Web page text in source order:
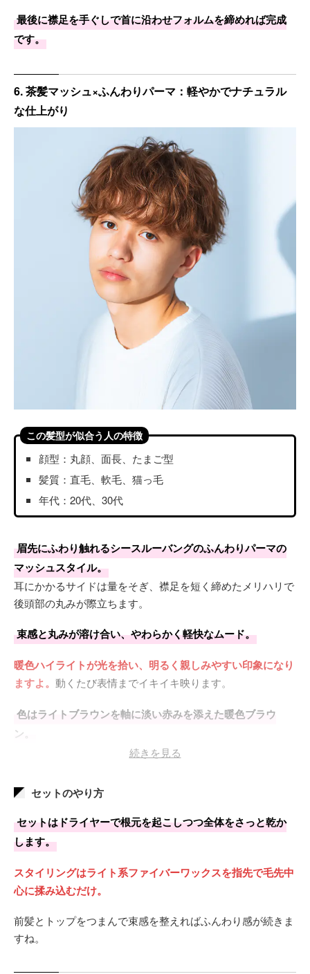
最後に襟足を手ぐしで首に沿わせフォルムを締めれば完成
です。
6. 茶髪マッシュ×ふんわりパーマ：軽やかでナチュラル
な仕上がり
この髪型が似合う人の特徴
顔型：丸顔、面長、たまご型
髪質：直毛、軟毛、猫っ毛
年代：20代、30代
眉先にふわり触れるシースルーバングのふんわりパーマの
マッシュスタイル。
耳にかかるサイドは量をそぎ、襟足を短く締めたメリハリで
後頭部の丸みが際立ちます。
束感と丸みが溶け合い、やわらかく軽快なムード。
暖色ハイライトが光を拾い、明るく親しみやすい印象になり
ますよ。 動くたび表情までイキイキ映ります。
色はライトブラウンを軸に淡い赤みを添えた暖色ブラウ
ン。
続きを見る
セットのやり方
セットはドライヤーで根元を起こしつつ全体をさっと乾か
します。
スタイリングはライト系ファイバーワックスを指先で毛先中
心に揉み込むだけ。
前髪とトップをつまんで束感を整えればふんわり感が続きま
すね。